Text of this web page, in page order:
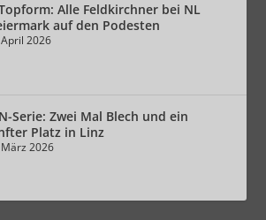
Alle Feldkirchner bei NL
auf den Podesten
2026
Serie: Zwei Mal Blech und ein
Platz in Linz
2026